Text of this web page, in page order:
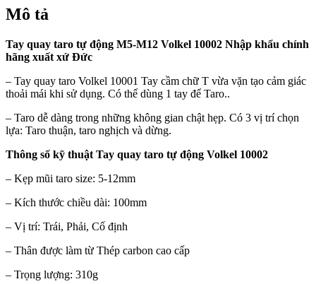
Mô tả
Tay quay taro tự động M5-M12 Volkel 10002 Nhập khẩu chính
hãng xuất xứ Đức
– Tay quay taro Volkel 10001 Tay cầm chữ T vừa vặn tạo cảm giác
thoải mái khi sử dụng. Có thể dùng 1 tay để Taro..
– Taro dễ dàng trong những không gian chật hẹp. Có 3 vị trí chọn
lựa: Taro thuận, taro nghịch và dừng.
Thông số kỹ thuật Tay quay taro tự động Volkel 10002
– Kẹp mũi taro size: 5-12mm
– Kích thước chiều dài: 100mm
– Vị trí: Trái, Phải, Cố định
– Thân được làm từ Thép carbon cao cấp
– Trọng lượng: 310g